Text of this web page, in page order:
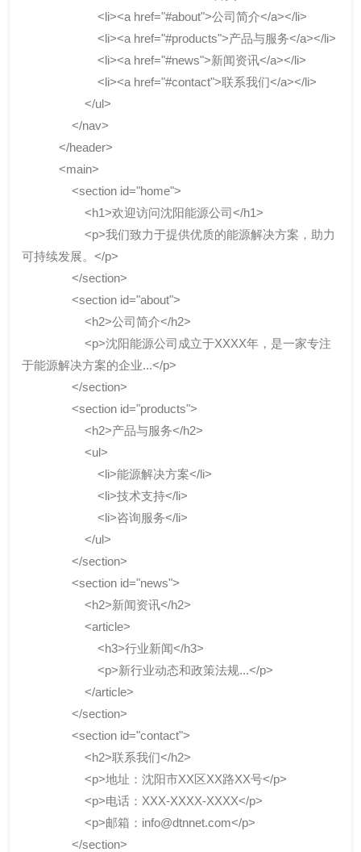
<li><a href="#about">公司简介</a></li>
<li><a href="#products">产品与服务</a></li>
<li><a href="#news">新闻资讯</a></li>
<li><a href="#contact">联系我们</a></li>
</ul>
</nav>
</header>
<main>
<section id="home">
<h1>欢迎访问沈阳能源公司</h1>
<p>我们致力于提供优质的能源解决方案，助力
可持续发展。</p>
</section>
<section id="about">
<h2>公司简介</h2>
<p>沈阳能源公司成立于XXXX年，是一家专注
于能源解决方案的企业...</p>
</section>
<section id="products">
<h2>产品与服务</h2>
<ul>
<li>能源解决方案</li>
<li>技术支持</li>
<li>咨询服务</li>
</ul>
</section>
<section id="news">
<h2>新闻资讯</h2>
<article>
<h3>行业新闻</h3>
<p>新行业动态和政策法规...</p>
</article>
</section>
<section id="contact">
<h2>联系我们</h2>
<p>地址：沈阳市XX区XX路XX号</p>
<p>电话：XXX-XXXX-XXXX</p>
<p>邮箱：info@dtnnet.com</p>
</section>